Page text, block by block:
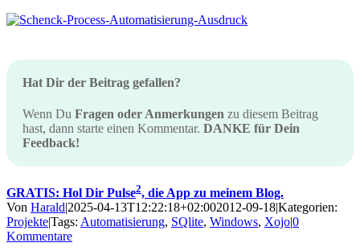
Hat Dir der Beitrag gefallen?
Wenn Du Fragen oder Anmerkungen zu diesem Beitrag
hast, dann starte einen Kommentar. DANKE für Dein
Feedback!
GRATIS: Hol Dir Pulse2, die App zu meinem Blog.
Von Harald|2025-04-13T12:22:18+02:002012-09-18|Kategorien:
Projekte|Tags: Automatisierung, SQlite, Windows, Xojo|0
Kommentare